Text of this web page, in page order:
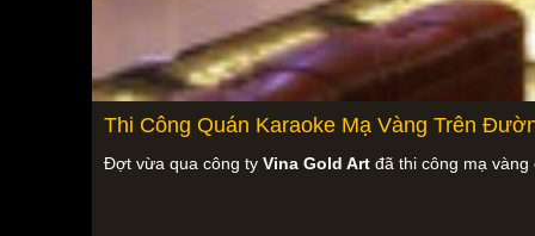
Thi Công Quán Karaoke Mạ Vàng Trên
Đợt vừa qua công ty Vina Gold Art đã thi công mạ